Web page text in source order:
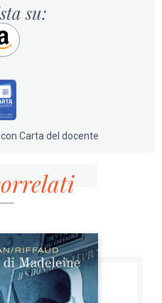
con il compagno Picpus
la poesia, ma anche il
è il manifesto della
sia la durezza
di più profonda
nell’ultima pagina,
su:
Carta del docente